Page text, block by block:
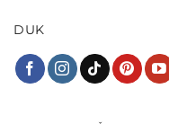
DUK